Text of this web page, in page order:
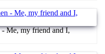
Me, my friend and I,